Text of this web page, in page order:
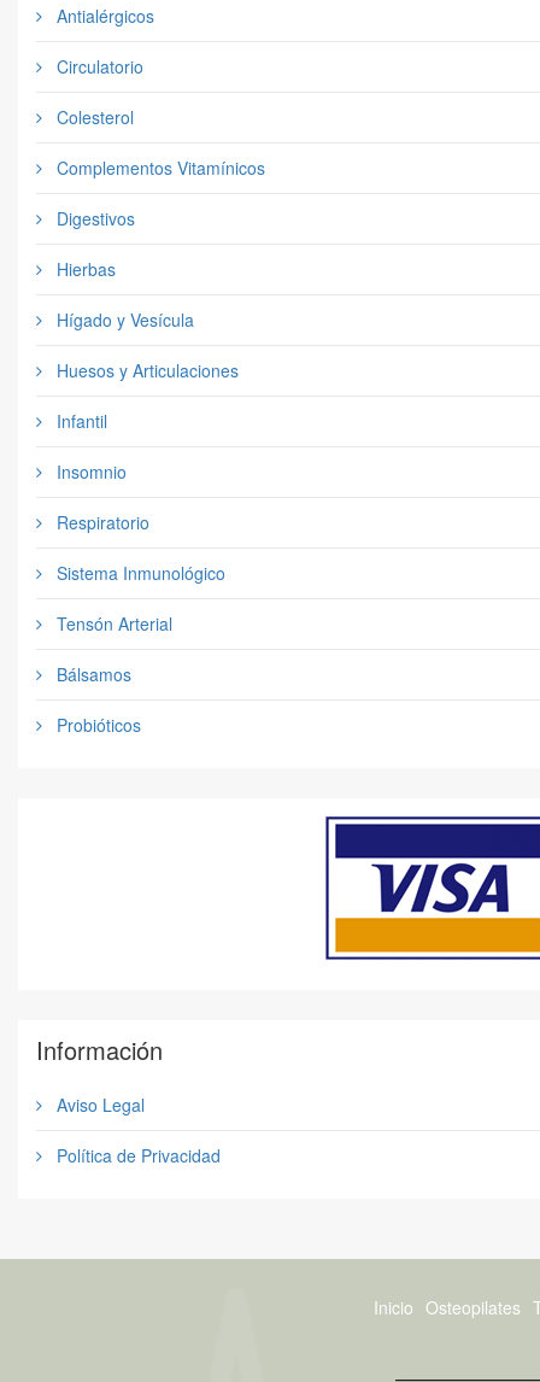
Antialérgicos
Circulatorio
Colesterol
Complementos Vitamínicos
Digestivos
Hierbas
Hígado y Vesícula
Huesos y Articulaciones
Infantil
Insomnio
Respiratorio
Sistema Inmunológico
Tensón Arterial
Bálsamos
Probióticos
Información
Aviso Legal
Política de Privacidad
Inicio Osteopilates